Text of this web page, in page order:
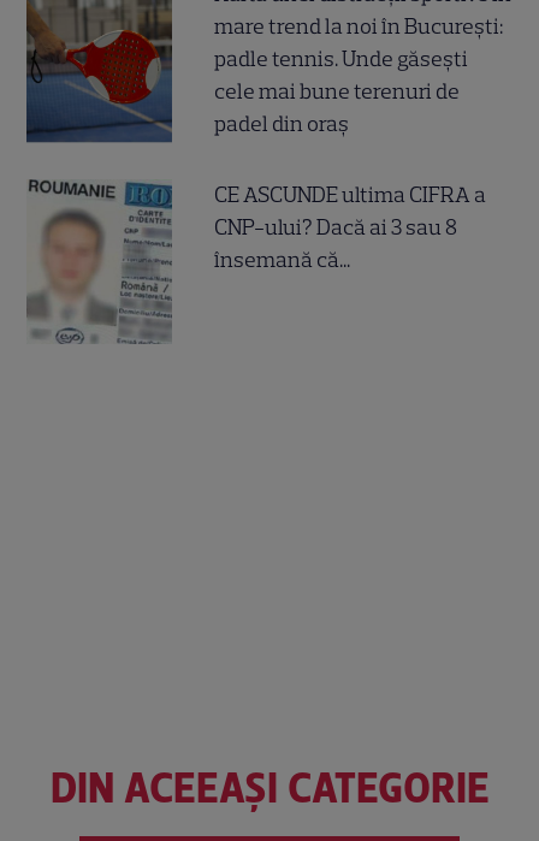
mare trend la noi în București:
padle tennis. Unde găsești
cele mai bune terenuri de
padel din oraș
CE ASCUNDE ultima CIFRA a
CNP-ului? Dacă ai 3 sau 8
însemană că...
DIN ACEEAȘI CATEGORIE